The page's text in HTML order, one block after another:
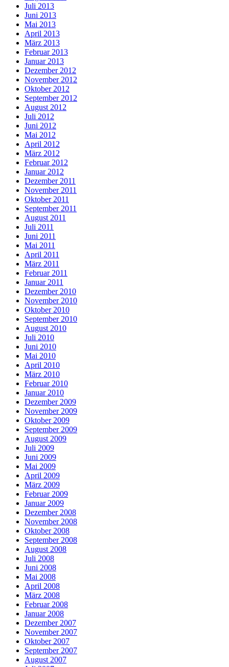
Juli 2013
Juni 2013
Mai 2013
April 2013
März 2013
Februar 2013
Januar 2013
Dezember 2012
November 2012
Oktober 2012
September 2012
August 2012
Juli 2012
Juni 2012
Mai 2012
April 2012
März 2012
Februar 2012
Januar 2012
Dezember 2011
November 2011
Oktober 2011
September 2011
August 2011
Juli 2011
Juni 2011
Mai 2011
April 2011
März 2011
Februar 2011
Januar 2011
Dezember 2010
November 2010
Oktober 2010
September 2010
August 2010
Juli 2010
Juni 2010
Mai 2010
April 2010
März 2010
Februar 2010
Januar 2010
Dezember 2009
November 2009
Oktober 2009
September 2009
August 2009
Juli 2009
Juni 2009
Mai 2009
April 2009
März 2009
Februar 2009
Januar 2009
Dezember 2008
November 2008
Oktober 2008
September 2008
August 2008
Juli 2008
Juni 2008
Mai 2008
April 2008
März 2008
Februar 2008
Januar 2008
Dezember 2007
November 2007
Oktober 2007
September 2007
August 2007